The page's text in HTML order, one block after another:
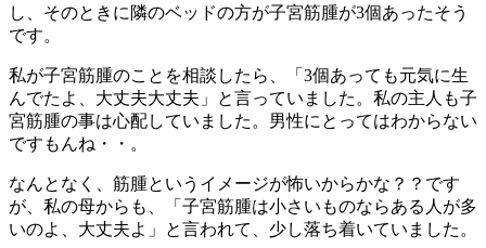
し、そのときに隣のベッドの方が子宮筋腫が3個あったそう
です。
私が子宮筋腫のことを相談したら、「3個あっても元気に生
んでたよ、大丈夫大丈夫」と言っていました。私の主人も子
宮筋腫の事は心配していました。男性にとってはわからない
ですもんね・・。
なんとなく、筋腫というイメージが怖いからかな？？です
が、私の母からも、「子宮筋腫は小さいものならある人が多
いのよ、大丈夫よ」と言われて、少し落ち着いていました。